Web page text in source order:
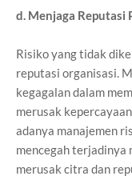
d. Menjaga Reputasi
Risiko yang tidak
reputasi organisasi.
kegagalan dalam
merusak
adanya manajemen
mencegah terjadinya
merusak citra dan